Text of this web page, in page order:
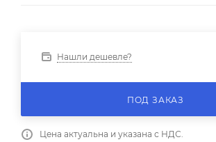
Нашли дешевле?
ПОД ЗАКАЗ
Цена актуальна и указана с НДС.